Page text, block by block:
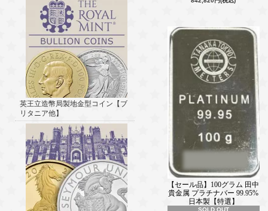
英王立造幣局製地金型コイン【ブ
リタニア他】
【セール品】100グラム 田中
貴金属 プラチナバー 99.95%
日本製【特選】
SOLD OUT